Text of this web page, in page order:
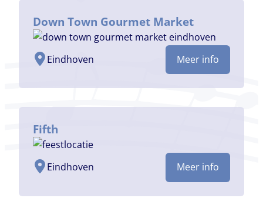
Down Town Gourmet Market
Eindhoven Meer info
Fifth
Eindhoven Meer info